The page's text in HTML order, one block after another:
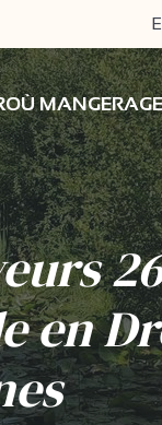
OÙ MANGER
en